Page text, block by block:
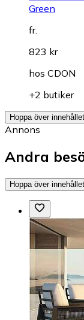
Green
fr.
823 kr
hos CDON
+2 butiker
Hoppa över innehållet
Annons
Andra
Hoppa över innehållet